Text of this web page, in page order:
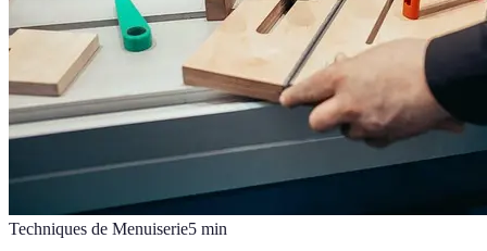
Techniques de Menuiserie5 min